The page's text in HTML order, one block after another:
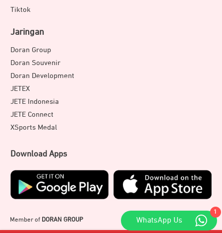
Tiktok
Jaringan
Doran Group
Doran Souvenir
Doran Development
JETEX
JETE Indonesia
JETE Connect
XSports Medal
Download Apps
Member of DORAN GROUP
1
WhatsApp Us